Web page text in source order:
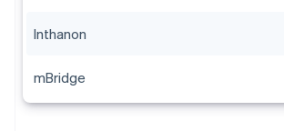
Inthanon
mBridge